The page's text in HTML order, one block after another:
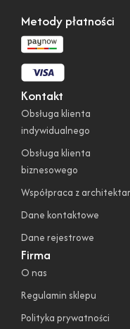
Firma
O nas
Regulamin sklepu
Polityka prywatności
Kontakt
Obsługa klienta
indywidualnego
Obsługa klienta
biznesowego
Współpraca z
Dane kontaktowe
Dane rejestrowe
Metody płatności